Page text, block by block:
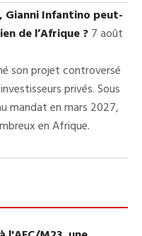
Gianni Infantino peut-
de l’Afrique ?7 août
son projet controversé
privés. Sous
mandat en mars 2027,
en Afrique.